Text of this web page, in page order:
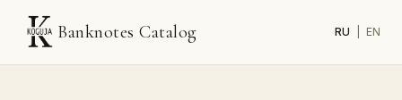
Banknotes Catalog RU EN